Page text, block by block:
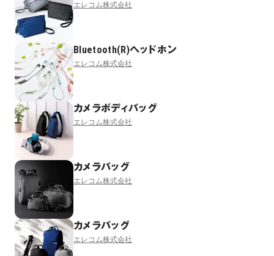
エレコム株式会社
Bluetooth(R)ヘッドホン
エレコム株式会社
カメラボディバッグ
エレコム株式会社
カメラバッグ
エレコム株式会社
カメラバッグ
エレコム株式会社